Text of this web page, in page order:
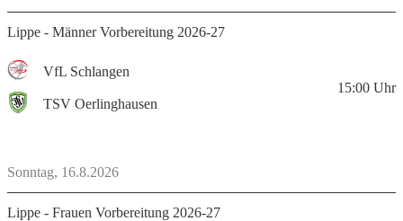
Lippe - Männer Vorbereitung 2026-27
VfL Schlangen
TSV Oerlinghausen
15:00 Uhr
Sonntag, 16.8.2026
Lippe - Frauen Vorbereitung 2026-27